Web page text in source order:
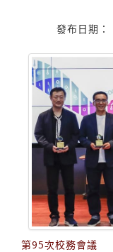
發布日期：
第95次校務會議